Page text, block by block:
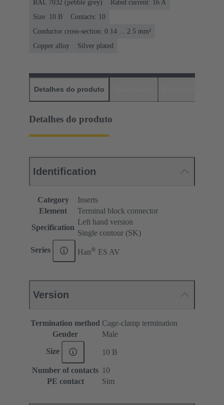
RAL 7032 (pebble grey)
Rated current: ‌16 A
Size: 10 B
Contacts: 10
Conductor cross-section: 0.14 ... 2.5 mm²
Copper alloy
Silver plated
Detalhes do produto
Detalhes do produto
Identification
Category
Inserts
Element
Terminal block connector
Specification
Left hand version
Single contour (SK)
Series Han® ES AV
Version
Termination method Cage-clamp termination
Gender
Male
Size 10 B
Number of contacts 10
PE contact
Sim